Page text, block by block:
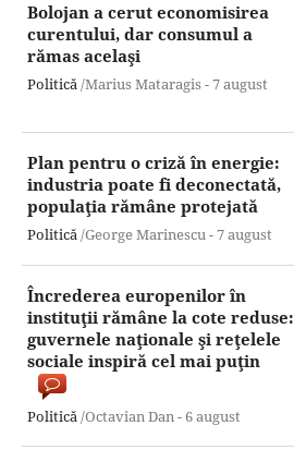
Bolojan a cerut economisirea
curentului, dar consumul a
rămas acelaşi
Politică/Marius Mataragis -7 august
Plan pentru o criză în energie:
industria poate fi deconectată,
populaţia rămâne protejată
Politică/George Marinescu -7 august
Încrederea europenilor în
instituţii rămâne la cote reduse:
guvernele naţionale şi reţelele
sociale inspiră cel mai puţin
Politică/Octavian Dan -6 august